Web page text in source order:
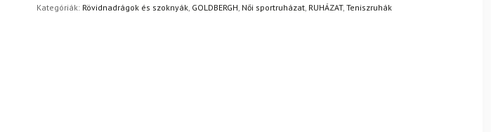
Kategóriák: Rövidnadrágok és szoknyák, GOLDBERGH Női sportruházat, RUHÁZAT, Teniszruhák